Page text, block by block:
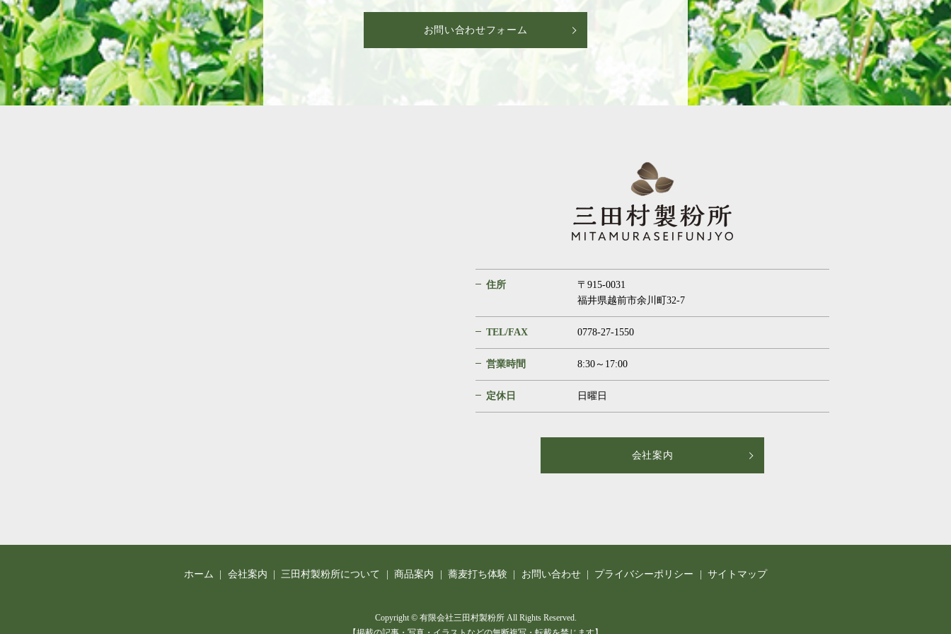
お問い合わせフォーム
住所
〒915-0031
福井県越前市余川町32-7
TEL/FAX 0778-27-1550
営業時間 8:30～17:00
定休日 日曜日
会社案内
ホーム 会社案内 三田村製粉所について 商品案内 蕎麦打ち体験 お問い合わせ プライバシーポリシー サイトマップ
Copyright © 有限会社三田村製粉所 All Rights Reserved.